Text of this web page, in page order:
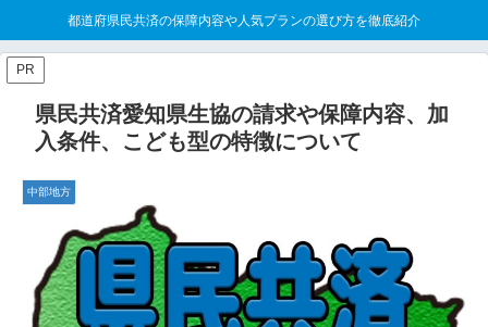
都道府県民共済の保障内容や人気プランの選び方を徹底紹介
PR
県民共済愛知県生協の請求や保障内容、加
入条件、こども型の特徴について
中部地方